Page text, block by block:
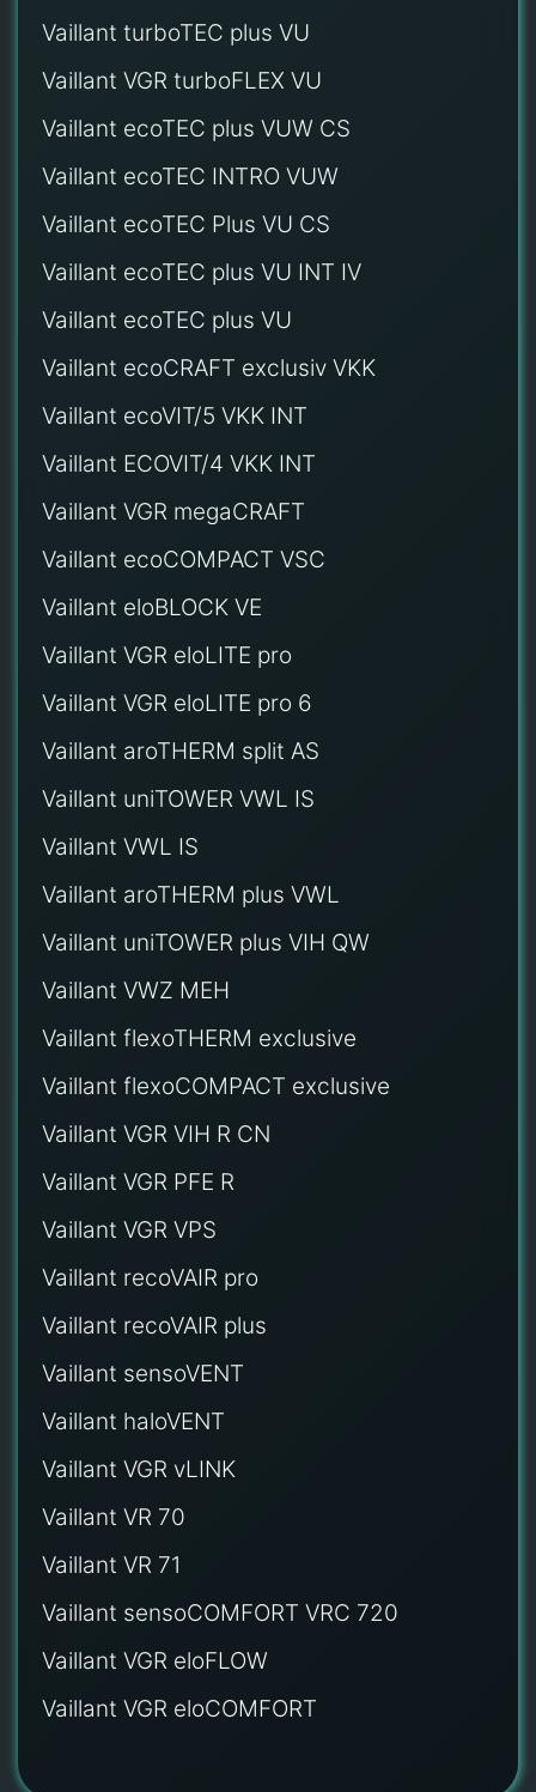
Vaillant turboTEC plus VU
Vaillant VGR turboFLEX VU
Vaillant ecoTEC plus VUW CS
Vaillant ecoTEC INTRO VUW
Vaillant ecoTEC Plus VU CS
Vaillant ecoTEC plus VU INT IV
Vaillant ecoTEC plus VU
Vaillant ecoCRAFT exclusiv VKK
Vaillant ecoVIT/5 VKK INT
Vaillant ECOVIT/4 VKK INT
Vaillant VGR megaCRAFT
Vaillant ecoCOMPACT VSC
Vaillant eloBLOCK VE
Vaillant VGR eloLITE pro
Vaillant VGR eloLITE pro 6
Vaillant aroTHERM split AS
Vaillant uniTOWER VWL IS
Vaillant VWL IS
Vaillant aroTHERM plus VWL
Vaillant uniTOWER plus VIH QW
Vaillant VWZ MEH
Vaillant flexoTHERM exclusive
Vaillant flexoCOMPACT exclusive
Vaillant VGR VIH R CN
Vaillant VGR PFE R
Vaillant VGR VPS
Vaillant recoVAIR pro
Vaillant recoVAIR plus
Vaillant sensoVENT
Vaillant haloVENT
Vaillant VGR vLINK
Vaillant VR 70
Vaillant VR 71
Vaillant sensoCOMFORT VRC 720
Vaillant VGR eloFLOW
Vaillant VGR eloCOMFORT